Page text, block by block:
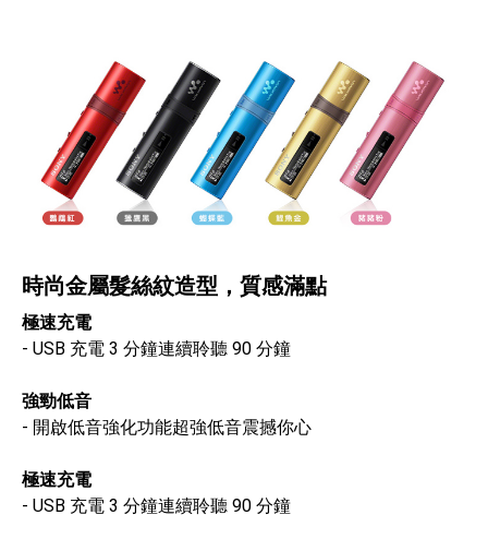
時尚金屬髮絲紋造型，質感滿點
極速充電
- USB 充電 3 分鐘連續聆聽 90 分鐘
強勁低音
- 開啟低音強化功能超強低音震撼你心
極速充電
- USB 充電 3 分鐘連續聆聽 90 分鐘